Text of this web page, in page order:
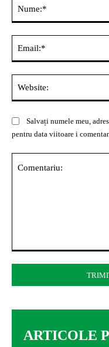
Salvați numele meu,
pentru data viitoare i
ARTICOLE